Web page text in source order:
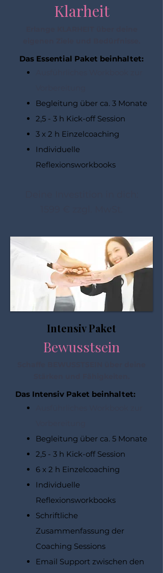
Klarheit
Das Essential Paket beinhaltet:
Begleitung über ca. 3 Monate
2,5 - 3 h Kick-off Session
3 x 2 h Einzelcoaching
Individuelle
Reflexionsworkbooks
Intensiv Paket
Bewusstsein
Das Intensiv Paket beinhaltet:
Begleitung über ca. 5 Monate
2,5 - 3 h Kick-off Session
6 x 2 h Einzelcoaching
Individuelle
Reflexionsworkbooks
Schriftliche
Zusammenfassung der
Coaching Sessions
Email Support zwischen den